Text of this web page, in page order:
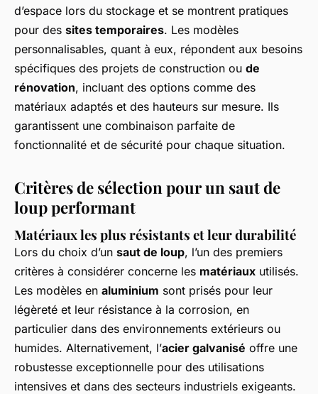
d’espace lors du stockage et se montrent pratiques
pour des sites temporaires. Les modèles
personnalisables, quant à eux, répondent aux besoins
spécifiques des projets de construction ou de
rénovation, incluant des options comme des
matériaux adaptés et des hauteurs sur mesure. Ils
garantissent une combinaison parfaite de
fonctionnalité et de sécurité pour chaque situation.
Critères de sélection pour un saut de
loup performant
Matériaux les plus résistants et leur durabilité
Lors du choix d’un saut de loup, l’un des premiers
critères à considérer concerne les matériaux utilisés.
Les modèles en aluminium sont prisés pour leur
légèreté et leur résistance à la corrosion, en
particulier dans des environnements extérieurs ou
humides. Alternativement, l’acier galvanisé offre une
robustesse exceptionnelle pour des utilisations
intensives et dans des secteurs industriels exigeants.